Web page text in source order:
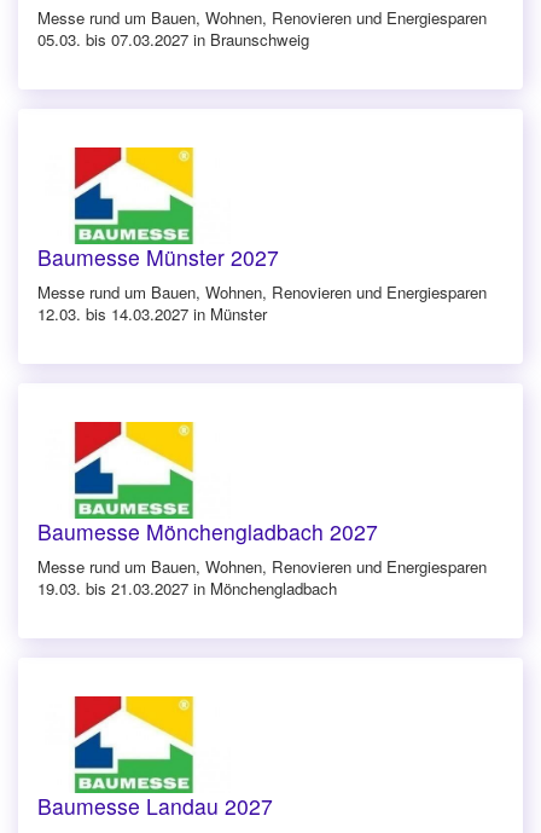
Messe rund um Bauen, Wohnen, Renovieren und Energiesparen
05.03. bis 07.03.2027 in Braunschweig
Baumesse Münster 2027
Messe rund um Bauen, Wohnen, Renovieren und Energiesparen
12.03. bis 14.03.2027 in Münster
Baumesse Mönchengladbach 2027
Messe rund um Bauen, Wohnen, Renovieren und Energiesparen
19.03. bis 21.03.2027 in Mönchengladbach
Baumesse Landau 2027